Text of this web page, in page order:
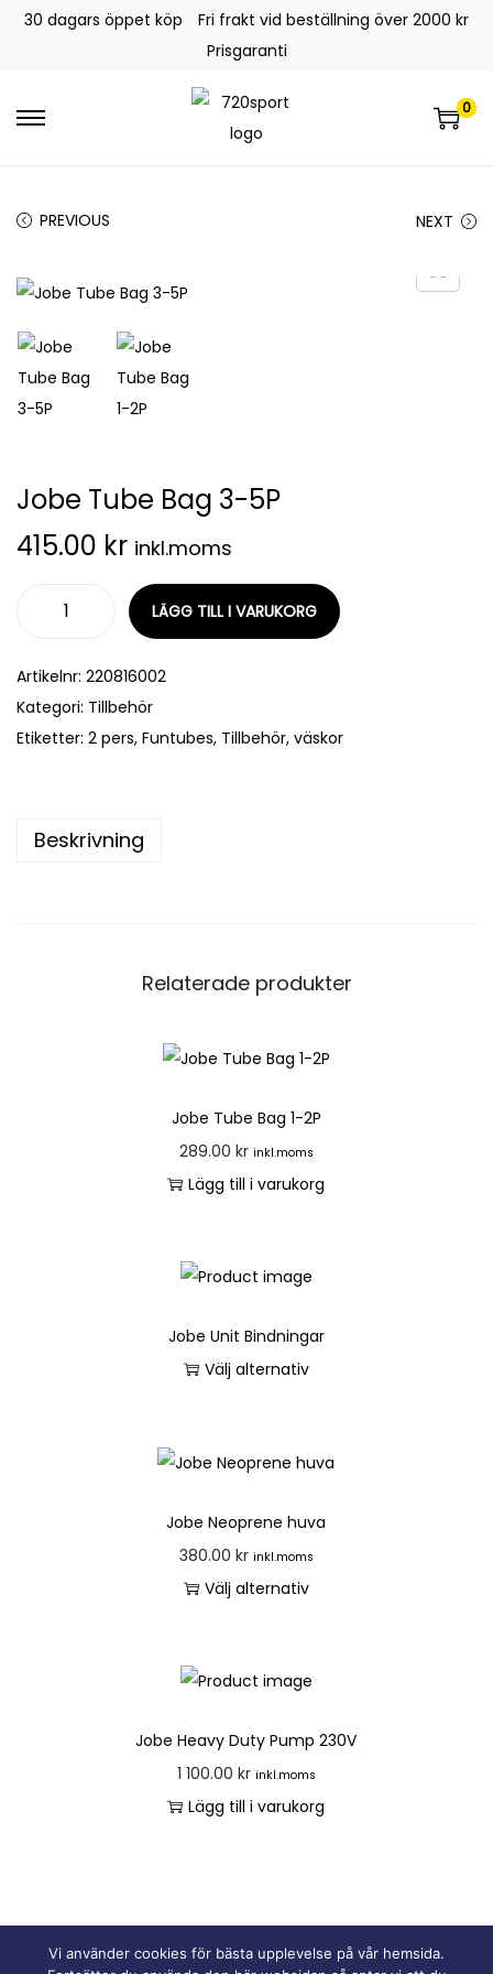
30 dagars öppet köp
Fri frakt vid beställning över 2000 kr
Prisgaranti
0
PREVIOUS NEXT
Jobe Tube Bag 3-5P
415.00 kr inkl.moms
LÄGG TILL I VARUKORG
Artikelnr: 220816002
Kategori: Tillbehör
Etiketter: 2 pers, Funtubes, Tillbehör, väskor
Beskrivning
Relaterade produkter
Jobe Tube Bag 1-2P
289.00 kr inkl.moms
Lägg till i varukorg
Jobe Unit Bindningar
Välj alternativ
Jobe Neoprene huva
380.00 kr inkl.moms
Välj alternativ
Jobe Heavy Duty Pump 230V
1 100.00 kr inkl.moms
Lägg till i varukorg
Vi använder cookies för bästa upplevelse på vår hemsida.